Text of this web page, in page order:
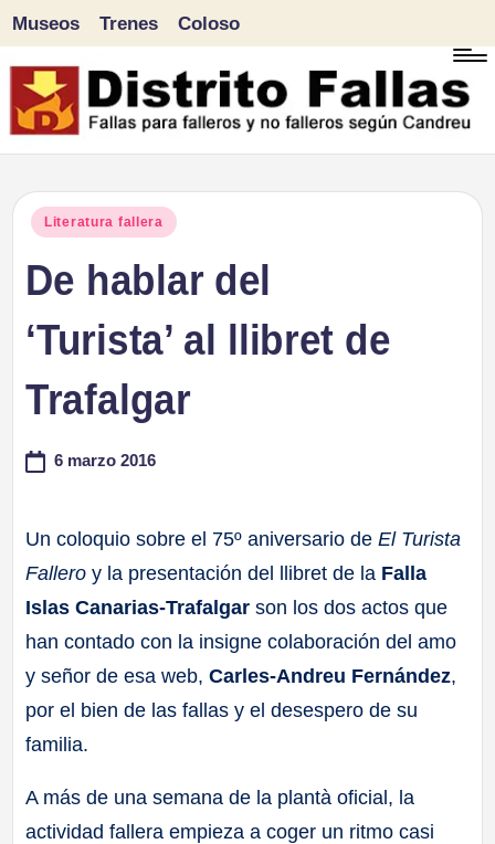
Saltar
al
Museos Trenes Coloso
Publicado
Literatura fallera
De hablar del
‘Turista’ al llibret de
Trafalgar
6 marzo 2016
Un coloquio sobre el 75º aniversario deEl Turista
Fallero y la presentación del llibret de la Falla
Islas Canarias-Trafalgar son los dos actos que
han contado con la insigne colaboración del amo
y señor de esa web,Carles-Andreu Fernández,
por el bien de las fallas y el desespero de su
familia.
A más de una semana de la plantà oficial, la
actividad fallera empieza a coger un ritmo casi